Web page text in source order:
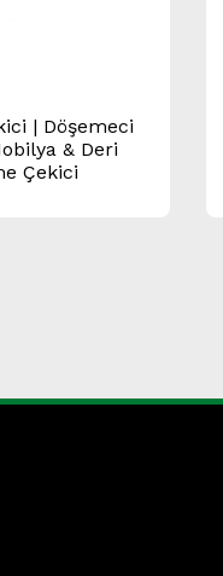
| Döşemeci
& Deri
Çekici